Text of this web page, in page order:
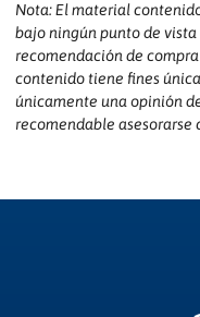
Nota: El material
bajo ningún punto de
recomendación de
contenido tiene fines
únicamente una opinión
recomendable asesorarse